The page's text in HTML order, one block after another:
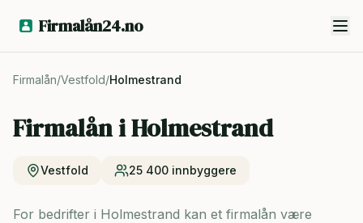
Firmalån24.no
Firmalån/Vestfold/Holmestrand
Firmalån iHolmestrand
Vestfold 25 400 innbyggere
For bedrifter i Holmestrand kan et firmalån være